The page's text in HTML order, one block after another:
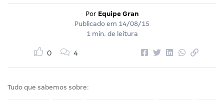
Por Equipe Gran
Publicado em 14/08/15
1 min. de leitura
0 4
Tudo que sabemos sobre: